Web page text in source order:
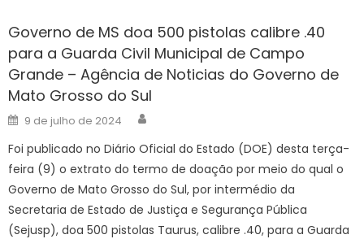
Governo de MS doa 500 pistolas calibre .40
para a Guarda Civil Municipal de Campo
Grande – Agência de Noticias do Governo de
Mato Grosso do Sul
Posted
on
9 de julho de 2024
Foi publicado no Diário Oficial do Estado (DOE) desta terça-
feira (9) o extrato do termo de doação por meio do qual o
Governo de Mato Grosso do Sul, por intermédio da
Secretaria de Estado de Justiça e Segurança Pública
(Sejusp), doa 500 pistolas Taurus, calibre .40, para a Guarda